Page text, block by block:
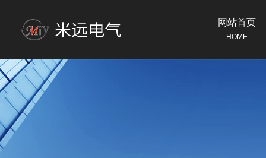
网站首页
HOME